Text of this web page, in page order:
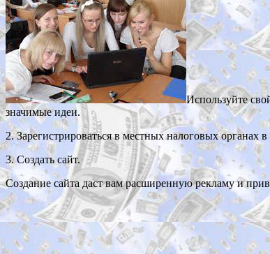
Используйте
значимые идеи.
2. Зарегистрироваться в местных налоговых органах
3. Создать сайт.
Создание сайта даст вам расширенную рекламу и